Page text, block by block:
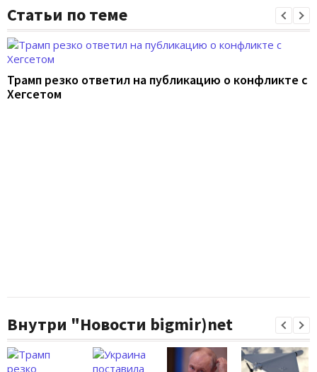
Статьи по теме
Трамп резко ответил на публикацию о конфликте с
Хегсетом
Внутри "Новости bigmir)net